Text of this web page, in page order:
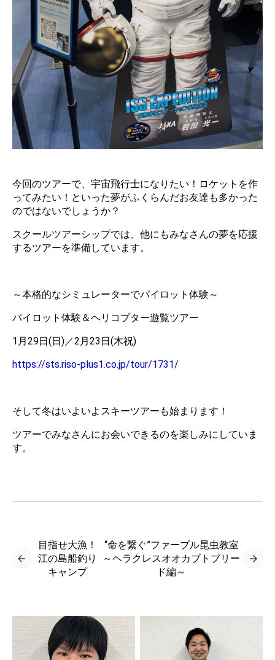
今回のツアーで、宇宙飛行士になりたい！ロケットを作
ってみたい！といった夢がふくらんだお友達も多かった
のではないでしょうか？
スクールツアーシップでは、他にもみなさんの夢を応援
するツアーを準備しています。
～本格的なシミュレーターでパイロット体験～
パイロット体験＆ヘリコプター遊覧ツアー
1月29日(日)／2月23日(木祝)
https://sts.riso-plus1.co.jp/tour/1731/
そして冬はいよいよスキーツアーも始まります！
ツアーでみなさんにお会いできるのを楽しみにしていま
す。
目指せ大漁！
江の島船釣り
キャンプ
“命を繋ぐ”ファーブル昆虫教室
～ヘラクレスオオカブトブリー
ド編～